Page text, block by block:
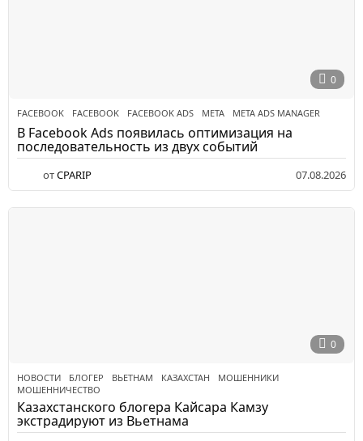
0
FACEBOOK FACEBOOK ,FACEBOOK ADS ,META ,META ADS MANAGER
В Facebook Ads появилась оптимизация на
последовательность из двух событий
отCPARIP 07.08.2026
0
НОВОСТИ БЛОГЕР ,ВЬЕТНАМ ,КАЗАХСТАН ,МОШЕННИКИ
МОШЕННИЧЕСТВО
Казахстанского блогера Кайсара Камзу
экстрадируют из Вьетнама